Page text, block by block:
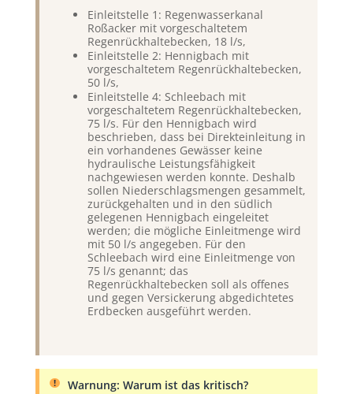
Einleitstelle 1: Regenwasserkanal
Roßacker mit vorgeschaltetem
Regenrückhaltebecken, 18 l/s,
Einleitstelle 2: Hennigbach mit
vorgeschaltetem Regenrückhaltebecken,
50 l/s,
Einleitstelle 4: Schleebach mit
vorgeschaltetem Regenrückhaltebecken,
75 l/s. Für den Hennigbach wird
beschrieben, dass bei Direkteinleitung in
ein vorhandenes Gewässer keine
hydraulische Leistungsfähigkeit
nachgewiesen werden konnte. Deshalb
sollen Niederschlagsmengen gesammelt,
zurückgehalten und in den südlich
gelegenen Hennigbach eingeleitet
werden; die mögliche Einleitmenge wird
mit 50 l/s angegeben. Für den
Schleebach wird eine Einleitmenge von
75 l/s genannt; das
Regenrückhaltebecken soll als offenes
und gegen Versickerung abgedichtetes
Erdbecken ausgeführt werden.
Warnung: Warum ist das kritisch?